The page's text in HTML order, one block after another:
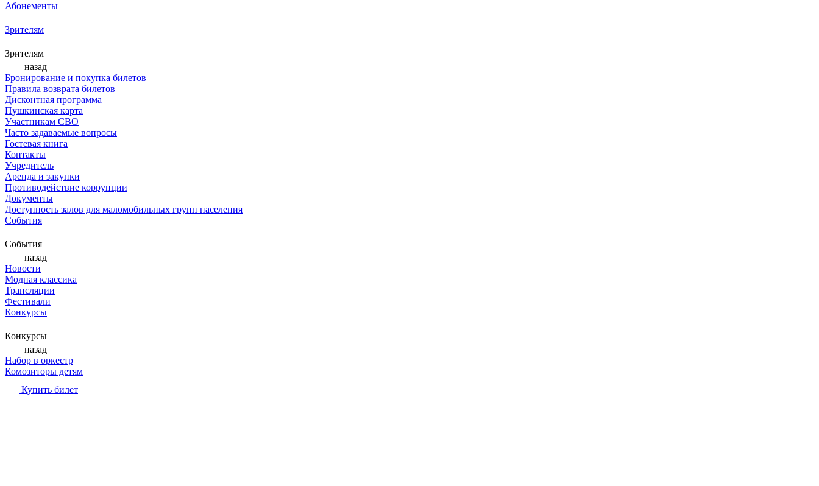
Абонементы
Зрителям
Зрителям
назад
Бронирование и покупка билетов
Правила возврата билетов
Дисконтная программа
Пушкинская карта
Участникам СВО
Часто задаваемые вопросы
Гостевая книга
Контакты
Учредитель
Аренда и закупки
Противодействие коррупции
Документы
Доступность залов для маломобильных групп населения
События
События
назад
Новости
Модная классика
Трансляции
Фестивали
Конкурсы
Конкурсы
назад
Набор в оркестр
Комозиторы детям
Купить билет